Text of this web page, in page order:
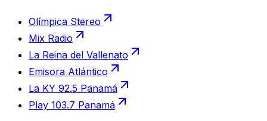
Olímpica Stereo
Mix Radio
La Reina del Vallenato
Emisora Atlántico
La KY 92.5 Panamá
Play 103.7 Panamá